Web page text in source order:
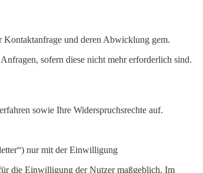
und deren Abwicklung gem.
sofern diese nicht mehr erforderlich sind.
sowie Ihre Widerspruchsrechte auf.
nur mit der Einwilligung
die Einwilligung der Nutzer maßgeblich. Im